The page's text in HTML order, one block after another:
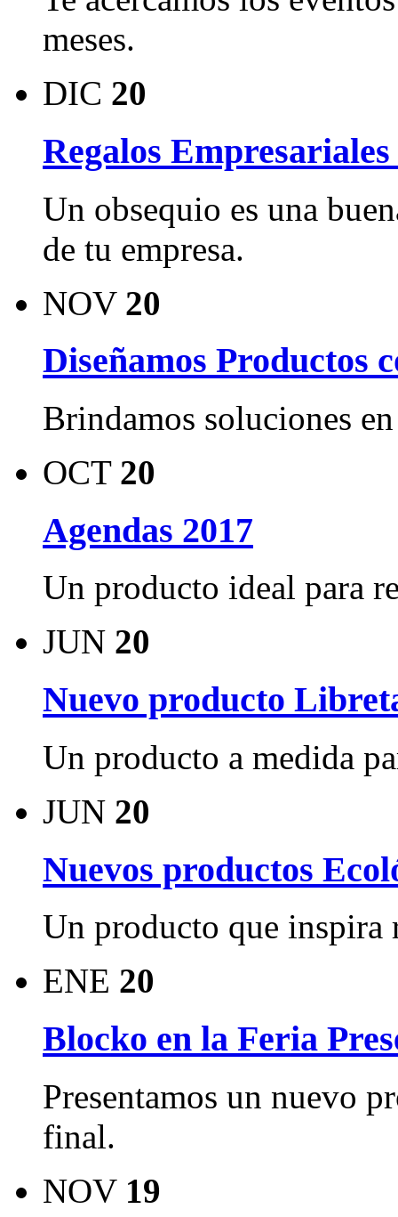
meses.
DIC 20
Regalos
Un obsequio es una
de tu empresa.
NOV 20
Diseñamos Productos
Brindamos soluciones
OCT 20
Agendas 2017
Un producto ideal para
JUN 20
Nuevo producto
Un producto a medida
JUN 20
Nuevos productos
Un producto que inspira
ENE 20
Blocko en la Feria
Presentamos un nuevo
final.
NOV 19